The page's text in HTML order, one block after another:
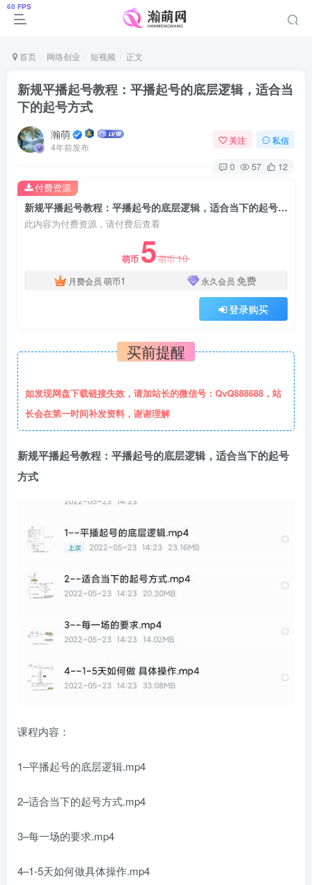
首页 网络创业 短视频 正文
新规平播起号教程：平播起号的底层逻辑，适合当
下的起号方式
瀚萌
4年前发布
关注 私信
0 57 12
新规平播起号教程：平播起号的底层逻辑，适合当下的起号方式
此内容为付费资源，请付费后查看
萌币 5萌币10
月费会员 萌币1 永久会员 免费
登录购买
付费资源
买前提醒
如发现网盘下载链接失效，请加站长的微信号：QvQ888688，站
长会在第一时间补发资料，谢谢理解
新规平播起号教程：平播起号的底层逻辑，适合当下的起号
方式
课程内容：
1–平播起号的底层逻辑.mp4
2–适合当下的起号方式.mp4
3–每一场的要求.mp4
4–1-5天如何做具体操作.mp4